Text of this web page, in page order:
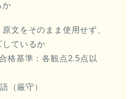
か
文をそのまま使用せず、
ているか
格基準：各観点2.5点以
（厳守）